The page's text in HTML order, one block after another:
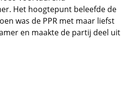
Het hoogtepunt beleefde de
was de PPR met maar liefst
en maakte de partij deel uit